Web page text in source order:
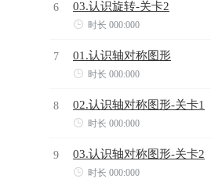
6 03.认识旋转-关卡2
 时长 000:000
7 01.认识轴对称图形
 时长 000:000
8 02.认识轴对称图形-关卡1
 时长 000:000
9 03.认识轴对称图形-关卡2
 时长 000:000